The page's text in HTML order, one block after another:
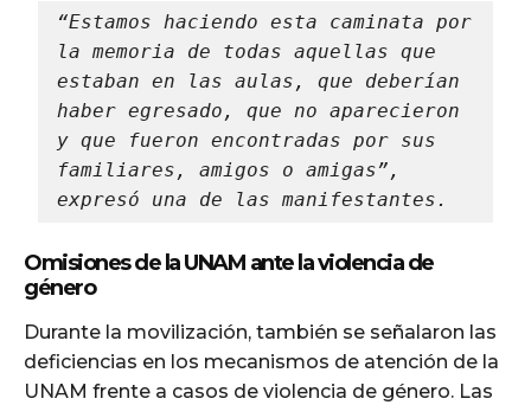
“Estamos haciendo esta caminata por
la memoria de todas aquellas que
estaban en las aulas, que deberían
haber egresado, que no aparecieron
y que fueron encontradas por sus
familiares, amigos o amigas”,
expresó una de las manifestantes.
Omisiones de la UNAM ante la violencia de
género
Durante la movilización, también se señalaron las
deficiencias en los mecanismos de atención de la
UNAM frente a casos de violencia de género. Las